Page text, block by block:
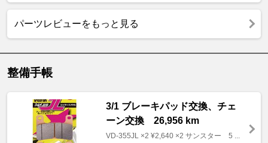
パーツレビューをもっと見る
整備手帳
3/1 ブレーキパッド交換、チェ
ーン交換 26,956 km
VD-355JL ×2 ¥2,640 ×2 サンスター 5 ...